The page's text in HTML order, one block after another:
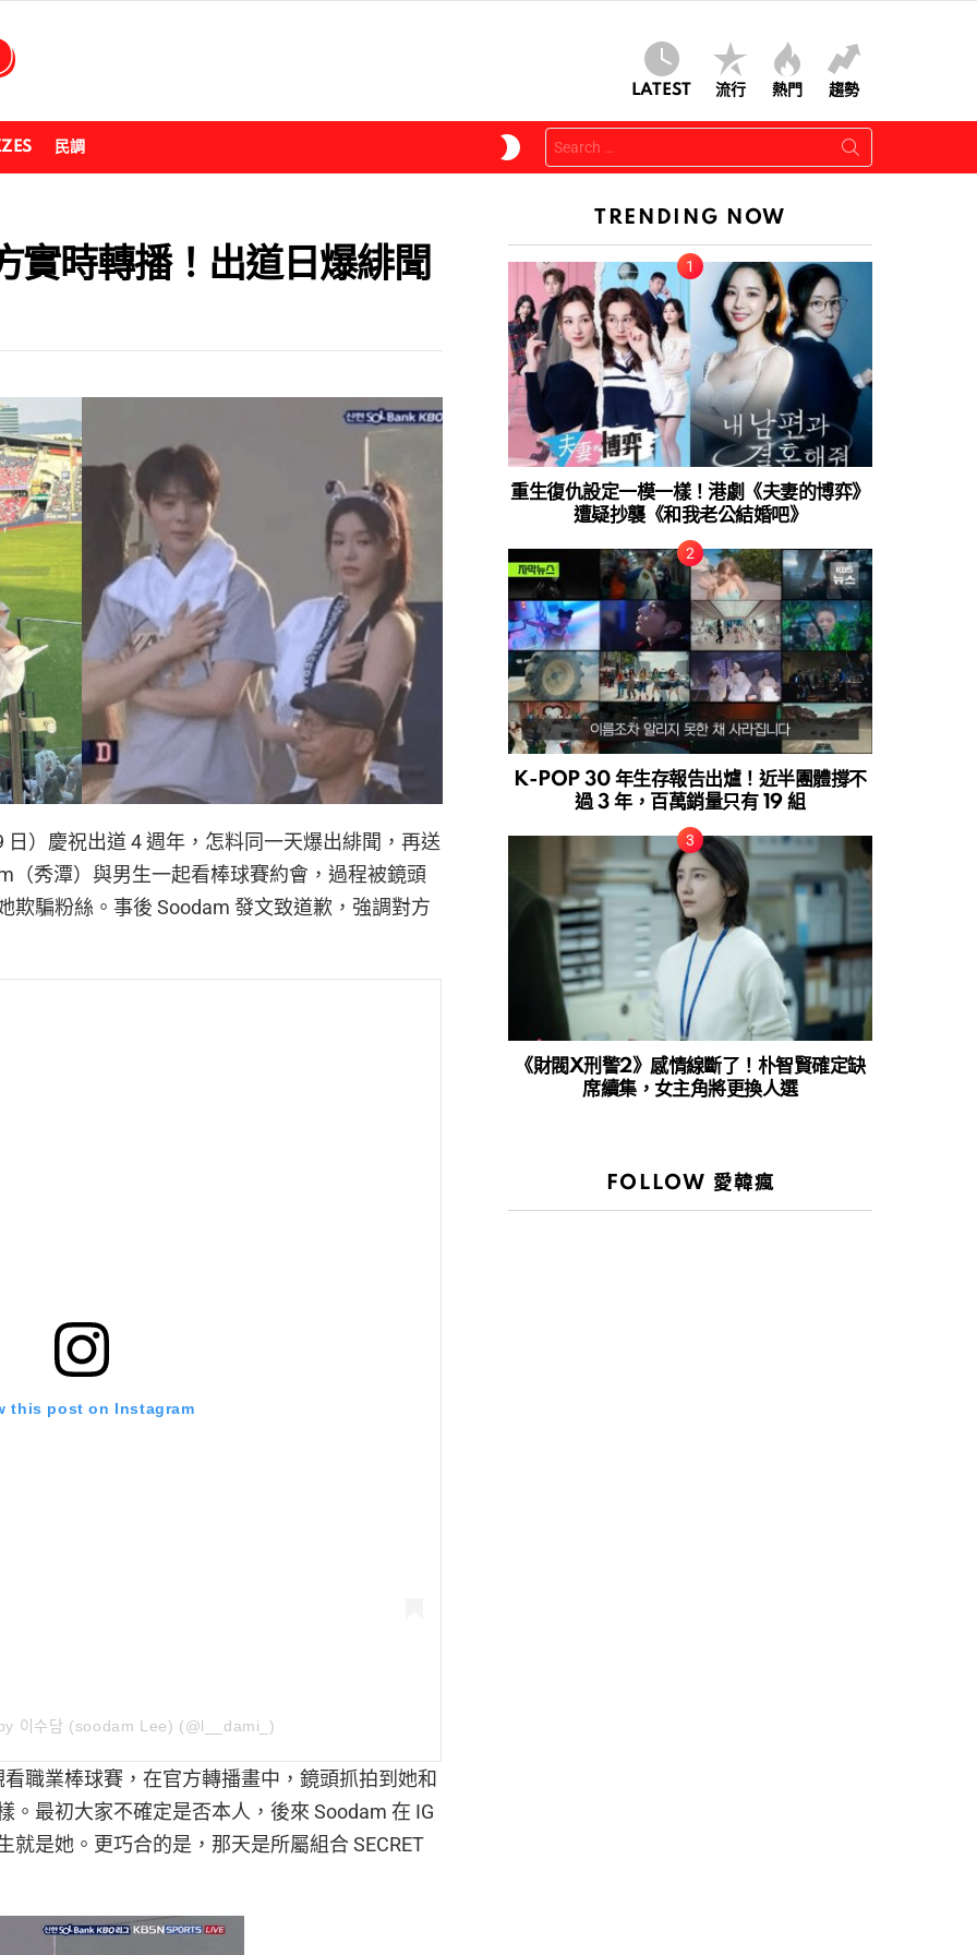
LATEST 流行 熱門 趨勢
民調
SKIN
Search
for:
實時轉播！出道日爆緋聞
日）慶祝出道 4 週年，怎料同一天爆出緋聞，再送
（秀潭）與男生一起看棒球賽約會，過程被鏡頭
欺騙粉絲。事後 Soodam 發文致道歉，強調對方
this post on Instagram
이수담 (soodam Lee) (@l__dami_)
職業棒球賽，在官方轉播畫中，鏡頭抓拍到她和
。最初大家不確定是否本人，後來 Soodam 在 IG
就是她。更巧合的是，那天是所屬組合 SECRET
TRENDING NOW
重生復仇設定一模一樣！港劇《夫妻的博弈》
遭疑抄襲《和我老公結婚吧》
K-POP 30 年生存報告出爐！近半團體撐不
過 3 年，百萬銷量只有 19 組
《財閥X刑警2》感情線斷了！朴智賢確定缺
席續集，女主角將更換人選
FOLLOW 愛韓瘋